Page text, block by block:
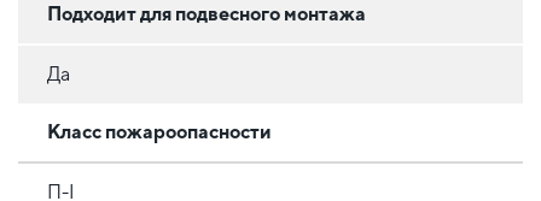
Подходит для подвесного монтажа
Да
Класс пожароопасности
П-І